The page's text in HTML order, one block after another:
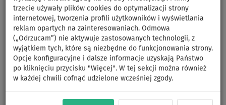
trzecie używały plików cookies do optymalizacji strony
internetowej, tworzenia profili użytkowników i wyświetlania
reklam opartych na zainteresowaniach. Odmowa
(„Odrzucam”) nie aktywuje zastosowanych technologii, z
wyjątkiem tych, które są niezbędne do funkcjonowania strony.
Opcje konfiguracyjne i dalsze informacje uzyskają Państwo
po kliknięciu przycisku "Więcej". W tej sekcji można również
w każdej chwili cofnąć udzielone wcześniej zgody.
PADDLEBOARDING biała z
czarnym logo
Previous